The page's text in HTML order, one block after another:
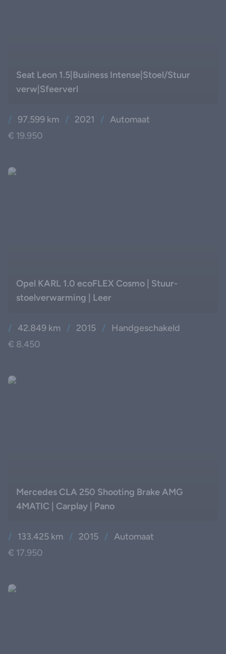
/ 97.599 km / 2021 / Automaat
€ 19.950
Seat Leon 1.5|Business Intense|Stoel/Stuur
verw|Sfeerverl
/ 42.849 km / 2015 / Handgeschakeld
€ 8.450
Opel KARL 1.0 ecoFLEX Cosmo | Stuur-
stoelverwarming | Leer
/ 133.425 km / 2015 / Automaat
€ 17.950
Mercedes CLA 250 Shooting Brake AMG
4MATIC | Carplay | Pano